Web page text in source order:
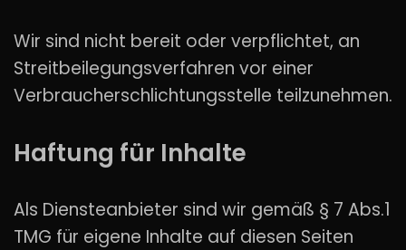
Wir sind nicht bereit oder verpflichtet, an
Streitbeilegungsverfahren vor einer
Verbraucherschlichtungsstelle teilzunehmen.
Haftung für Inhalte
Als Diensteanbieter sind wir gemäß § 7 Abs.1
TMG für eigene Inhalte auf diesen Seiten